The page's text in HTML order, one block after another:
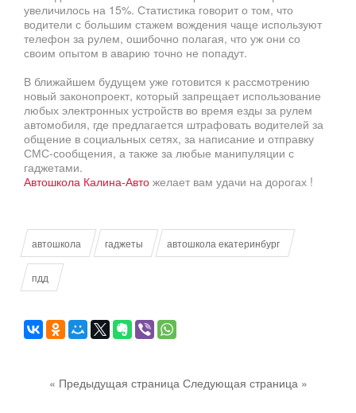
увеличилось на 15%. Статистика говорит о том, что
водители с большим стажем вождения чаще используют
телефон за рулем, ошибочно полагая, что уж они со
своим опытом в аварию точно не попадут.
В ближайшем будущем уже готовится к рассмотрению
новый законопроект, который запрещает использование
любых электронных устройств во время езды за рулем
автомобиля, где предлагается штрафовать водителей за
общение в социальных сетях, за написание и отправку
СМС-сообщения, а также за любые манипуляции с
гаджетами.
Автошкола Калина-Авто желает вам удачи на дорогах !
автошкола гаджеты автошкола екатеринбург
пдд
« Предыдущая страница Следующая страница »